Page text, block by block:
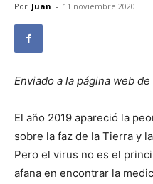
Por Juan - 11 noviembre 2020
Enviado a la página web
El año 2019 apareció la
sobre la faz de la Tierra y
Pero el virus no es el
afana en encontrar la